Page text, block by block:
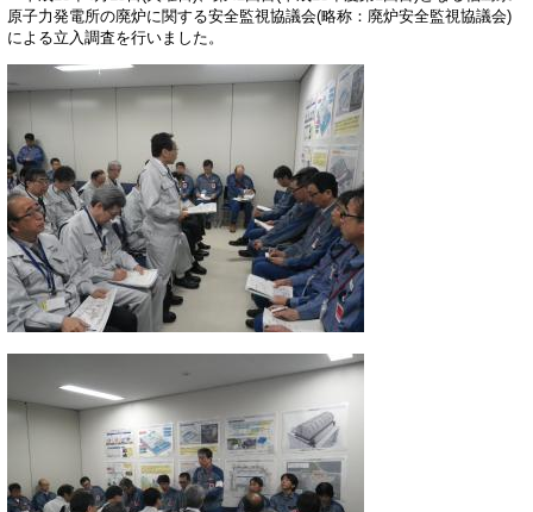
原子力発電所の廃炉に関する安全監視協議会(略称：廃炉安全監視協議会)
による立入調査を行いました。